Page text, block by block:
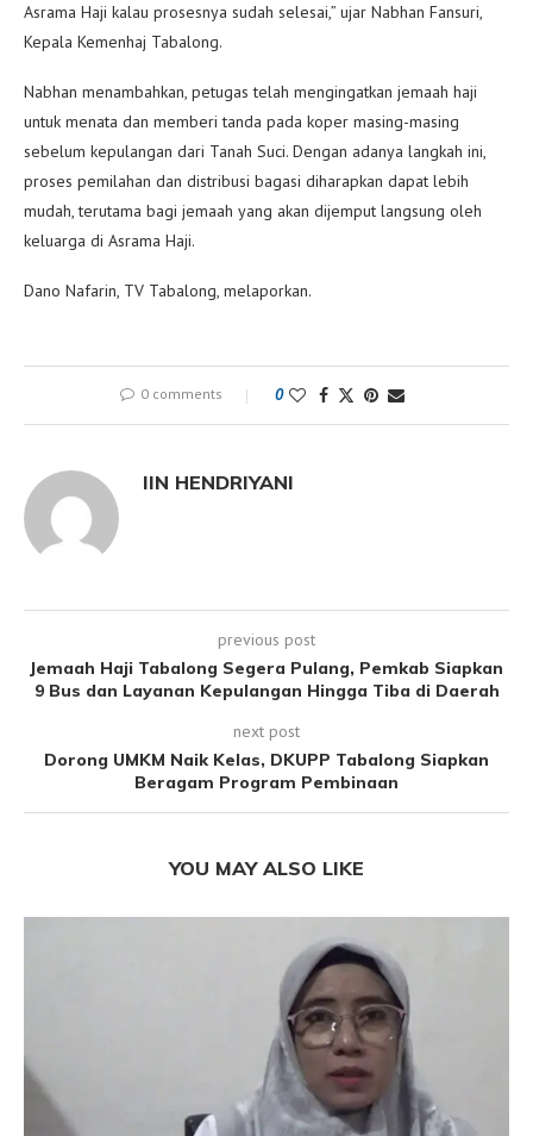
Asrama Haji kalau prosesnya sudah selesai,” ujar Nabhan Fansuri,
Kepala Kemenhaj Tabalong.
Nabhan menambahkan, petugas telah mengingatkan jemaah haji
untuk menata dan memberi tanda pada koper masing-masing
sebelum kepulangan dari Tanah Suci. Dengan adanya langkah ini,
proses pemilahan dan distribusi bagasi diharapkan dapat lebih
mudah, terutama bagi jemaah yang akan dijemput langsung oleh
keluarga di Asrama Haji.
Dano Nafarin, TV Tabalong, melaporkan.
0 comments 0
IIN HENDRIYANI
previous post
Jemaah Haji Tabalong Segera Pulang, Pemkab Siapkan
9 Bus dan Layanan Kepulangan Hingga Tiba di Daerah
next post
Dorong UMKM Naik Kelas, DKUPP Tabalong Siapkan
Beragam Program Pembinaan
YOU MAY ALSO LIKE